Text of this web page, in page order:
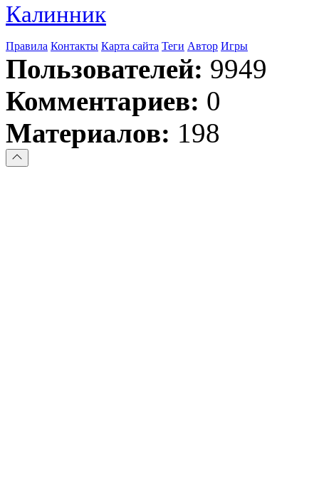
Калинник
Правила Контакты Карта сайта Теги Автор Игры
Пользователей: 9949
Комментариев: 0
Материалов: 198